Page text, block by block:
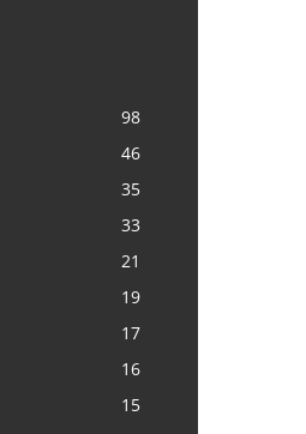
98
46
35
33
21
19
17
16
15